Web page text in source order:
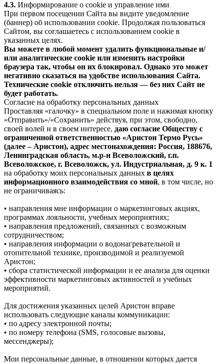
4.3. Информирование о cookie и управление ими
При первом посещении Сайта вы видите уведомление
(баннер) об использовании cookie. Продолжая пользоваться
Сайтом, вы соглашаетесь с использованием cookie в
указанных целях.
Вы можете в любой момент удалить функциональные и/
или аналитические cookie или изменить настройки
браузера так, чтобы он их блокировал. Однако это может
негативно сказаться на удобстве использования Сайта.
Технические cookie отключить нельзя — без них Сайт не
будет работать.
Согласие на обработку персональных данных
Проставляя «галочку» в специальном поле и нажимая кнопку
«Отправить»/«Сохранить» действуя, при этом, свободно,
своей волей и в своем интересе, даю согласие Обществу с
ограниченной ответственностью «Аристон Термо Русь»
(далее – Аристон), адрес местонахождения: Россия, 188676,
Ленинградская область, м.р-н Всеволожский, г.п.
Всеволожское, г. Всеволожск, ул. Индустриальная, д. 9 к. 1
на обработку моих персональных данных в целях
информационного взаимодействия со мной, в том числе, но
не ограничиваясь:
• направления мне информации о маркетинговых акциях,
программах лояльности, учебных мероприятиях;
• направления предложений, связанных с возможным
сотрудничеством;
• направления информации о водонагревательной и
отопительной технике, производимой и реализуемой
Аристон;
• сбора статистической информации и ее анализа для оценки
эффективности маркетинговых активностей и учебных
мероприятий.
Для достижения указанных целей Аристон вправе
использовать следующие каналы коммуникации:
• по адресу электронной почты;
• по номеру телефона (SMS, голосовые вызовы,
мессенджеры);
Мои персональные данные, в отношении которых дается